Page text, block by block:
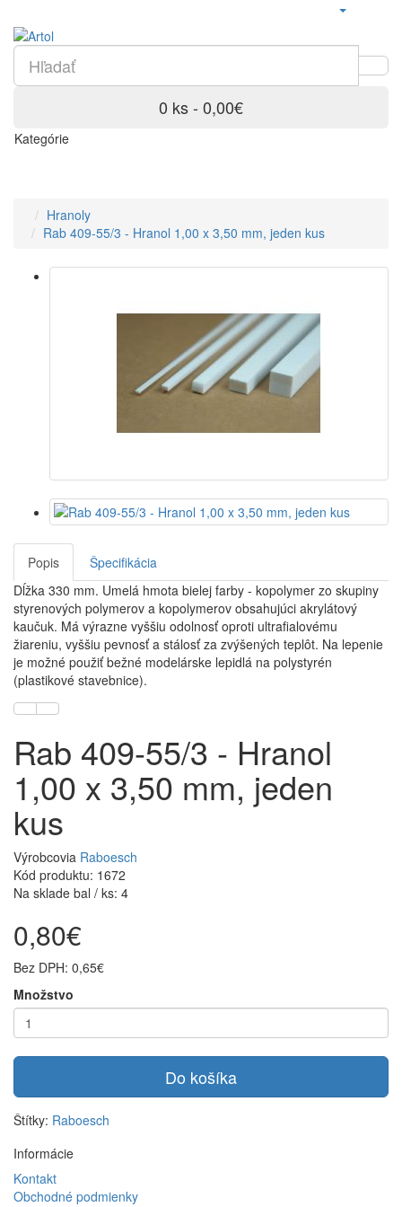
0 ks - 0,00€
Kategórie
Hranoly
Rab 409-55/3 - Hranol 1,00 x 3,50 mm, jeden kus
Popis
Špecifikácia
Dĺžka 330 mm. Umelá hmota bielej farby - kopolymer zo skupiny
styrenových polymerov a kopolymerov obsahujúci akrylátový
kaučuk. Má výrazne vyššiu odolnosť oproti ultrafialovému
žiareniu, vyššiu pevnosť a stálosť za zvýšených teplôt. Na lepenie
je možné použiť bežné modelárske lepidlá na polystyrén
(plastikové stavebnice).
Rab 409-55/3 - Hranol
1,00 x 3,50 mm, jeden
kus
Výrobcovia Raboesch
Kód produktu: 1672
Na sklade bal / ks: 4
0,80€
Bez DPH: 0,65€
Množstvo
Do košíka
Štítky: Raboesch
Informácie
Kontakt
Obchodné podmienky